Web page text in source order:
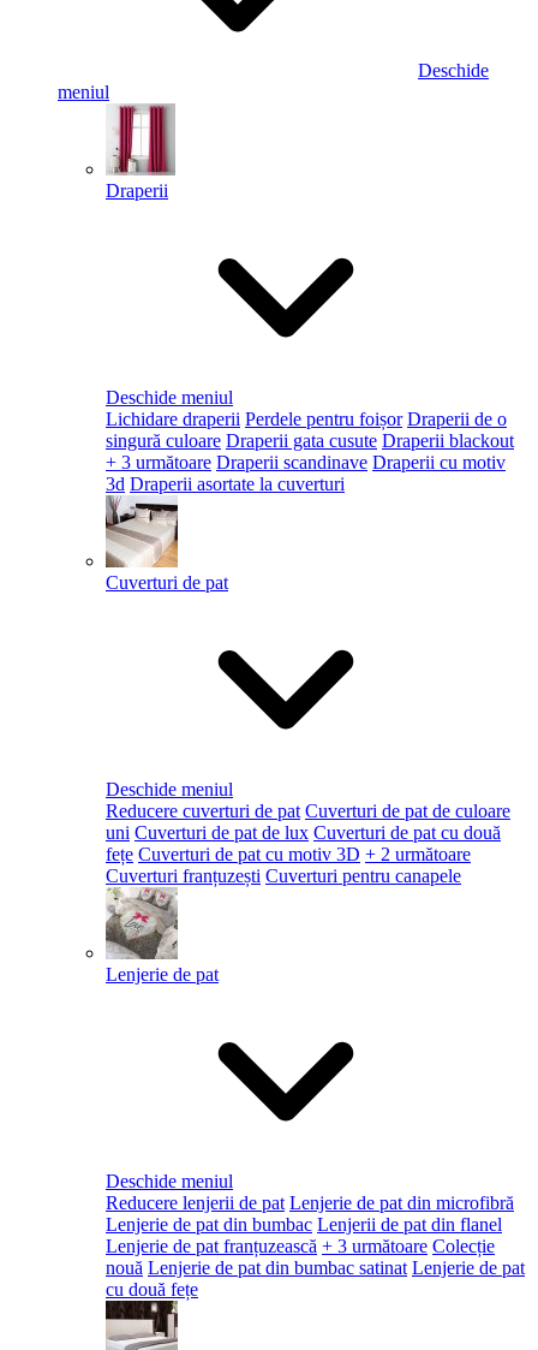
Deschide
meniul
Draperii
Deschide meniul
Lichidare draperii Perdele pentru foișor Draperii de o
singură culoare Draperii gata cusute Draperii blackout
+ 3 următoare Draperii scandinave Draperii cu motiv
3d Draperii asortate la cuverturi
Cuverturi de pat
Deschide meniul
Reducere cuverturi de pat Cuverturi de pat de culoare
uni Cuverturi de pat de lux Cuverturi de pat cu două
fețe Cuverturi de pat cu motiv 3D + 2 următoare
Cuverturi franțuzești Cuverturi pentru canapele
Lenjerie de pat
Deschide meniul
Reducere lenjerii de pat Lenjerie de pat din microfibră
Lenjerie de pat din bumbac Lenjerii de pat din flanel
Lenjerie de pat franțuzească + 3 următoare Colecție
nouă Lenjerie de pat din bumbac satinat Lenjerie de pat
cu două fețe